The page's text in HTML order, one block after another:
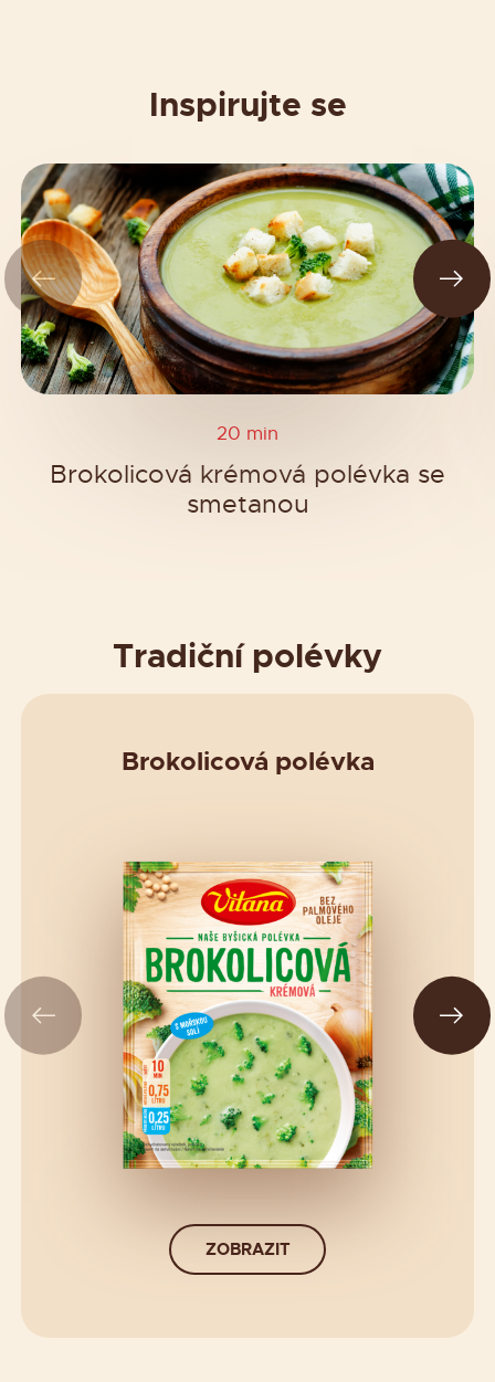
Inspirujte se
20 min
Brokolicová krémová polévka se
smetanou
Tradiční polévky
Brokolicová polévka
ZOBRAZIT